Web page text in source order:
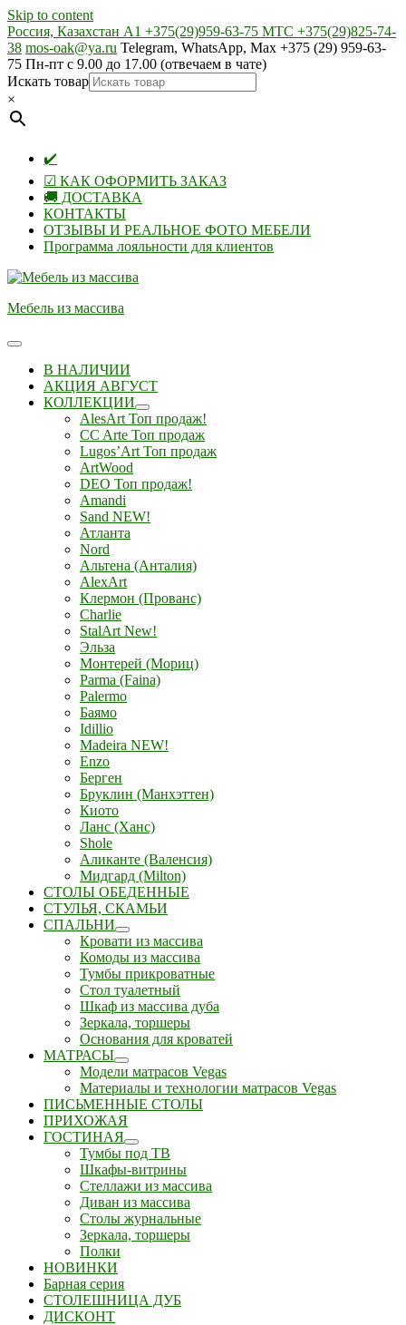
Skip to content
Россия, Казахстан А1 +375(29)959-63-75 МТС +375(29)825-74-
38 mos-oak@ya.ru Telegram, WhatsApp, Max +375 (29) 959-63-
75 Пн-пт с 9.00 до 17.00 (отвечаем в чате)
Искать товар
×
✔️
☑ КАК ОФОРМИТЬ ЗАКАЗ
🚚 ДОСТАВКА
КОНТАКТЫ
ОТЗЫВЫ И РЕАЛЬНОЕ ФОТО МЕБЕЛИ
Программа лояльности для клиентов
Мебель из массива
В НАЛИЧИИ
АКЦИЯ АВГУСТ
КОЛЛЕКЦИИ
AlesArt Топ продаж!
CC Arte Топ продаж
Lugos’Art Топ продаж
ArtWood
DEO Топ продаж!
Amandi
Sand NEW!
Атланта
Nord
Альтена (Анталия)
AlexArt
Клермон (Прованс)
Charlie
StalArt New!
Эльза
Монтерей (Мориц)
Parma (Faina)
Palermo
Баямо
Idillio
Madeira NEW!
Enzo
Берген
Бруклин (Манхэттен)
Киото
Ланс (Ханс)
Shole
Аликанте (Валенсия)
Мидгард (Milton)
СТОЛЫ ОБЕДЕННЫЕ
СТУЛЬЯ, СКАМЬИ
СПАЛЬНИ
Кровати из массива
Комоды из массива
Тумбы прикроватные
Стол туалетный
Шкаф из массива дуба
Зеркала, торшеры
Основания для кроватей
МАТРАСЫ
Модели матрасов Vegas
Материалы и технологии матрасов Vegas
ПИСЬМЕННЫЕ СТОЛЫ
ПРИХОЖАЯ
ГОСТИНАЯ
Тумбы под ТВ
Шкафы-витрины
Стеллажи из массива
Диван из массива
Столы журнальные
Зеркала, торшеры
Полки
НОВИНКИ
Барная серия
СТОЛЕШНИЦА ДУБ
ДИСКОНТ